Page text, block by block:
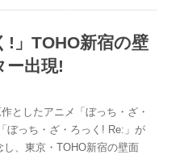
!」TOHO新宿の壁
ー出現!
としたアニメ「ぼっち・ざ・
ぼっち・ざ・ろっく! Re:」が
、東京・TOHO新宿の壁面